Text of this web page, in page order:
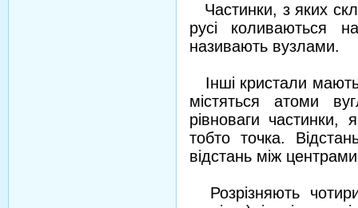
Частинки, з яких
русі коливаються
називають вузлами.
Інші кристали
містяться атоми
рівноваги частинки,
тобто точка.
відстань між
Розрізняють